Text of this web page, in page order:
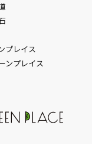
プレイス
ンプレイス